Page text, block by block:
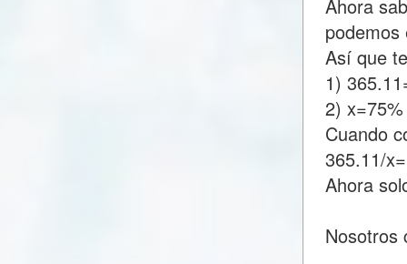
Ahora
Así que
1)
2) x=75%
Cuando
365.11/
Ahora
Nosotros